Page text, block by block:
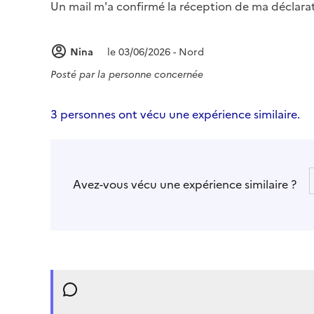
Un mail m'a confirmé la réception de ma
Nina
le 03/06/2026 - Nord
Posté parla personne concernée
3 personnes ont vécu une expérience similaire.
Avez-vous vécu une expérience similaire ?